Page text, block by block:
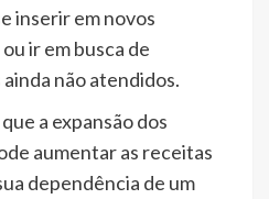
inserir em novos
ir em busca de
não atendidos.
a expansão dos
aumentar as receitas
dependência de um